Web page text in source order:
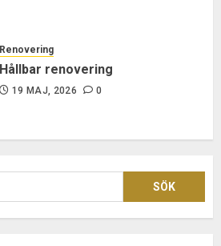
Renovering
Hållbar renovering
19 MAJ, 2026 0